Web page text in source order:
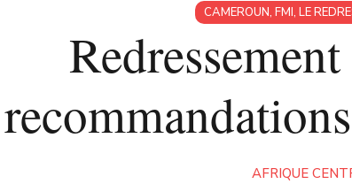
CAMEROUN, FMI, LE
AFRIQUE